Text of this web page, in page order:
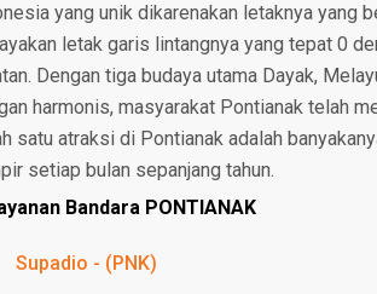
yang unik dikarenakan letaknya yang
letak garis lintangnya yang tepat 0
Dengan tiga budaya utama Dayak,
harmonis, masyarakat Pontianak telah
satu atraksi di Pontianak adalah
setiap bulan sepanjang tahun.
Bandara PONTIANAK
Supadio - (PNK)